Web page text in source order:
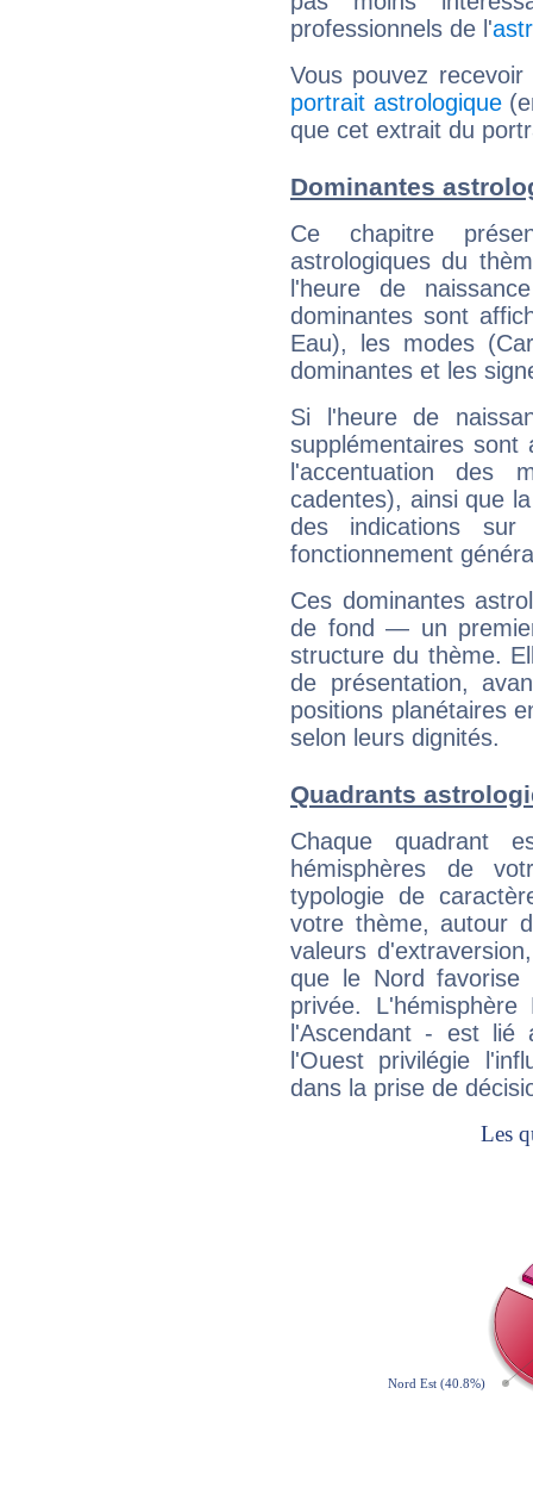
professionnels de l'
Vous pouvez
portrait astrologique
que cet extrait du
Dominantes
Ce chapitre
astrologiques du
l'heure de
dominantes sont
Eau), les modes
dominantes et les
Si l'heure de
supplémentaires sont
l'accentuation des
cadentes), ainsi que
des indications sur
fonctionnement
Ces dominantes
de fond — un
structure du thème.
de présentation,
positions planétaires
selon leurs dignités.
Quadrants
Chaque quadrant
hémisphères de
typologie de
votre thème, autour
valeurs
que le Nord favorise
privée.
l'Ascendant - est
l'Ouest privilégie
dans la prise de